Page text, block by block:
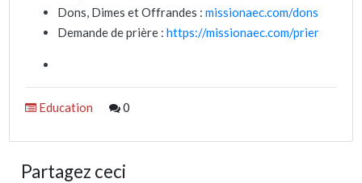
Dons, Dimes et Offrandes : missionaec.com/dons
Demande de prière : https://missionaec.com/prier
Education 0
Partagez ceci